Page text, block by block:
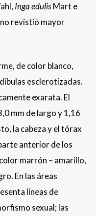
Inga edulisMart e
revistió mayor
de color blanco,
esclerotizadas.
exarata. El
mm de largo y 1,16
la cabeza y el tórax
anterior de los
marrón – amarillo,
En las áreas
líneas de
sexual; las